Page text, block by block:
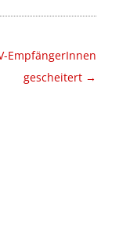
EmpfängerInnen
gescheitert →